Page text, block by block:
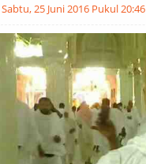
Sabtu, 25 Juni 2016 Pukul 20:46